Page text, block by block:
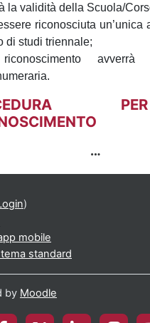
corso
la validità della Scuola/
riconosciuta un’unica
di studi triennale;
avverrà
)
mobile
standard
by Moodle